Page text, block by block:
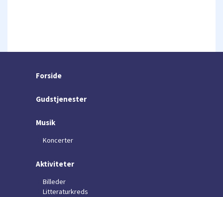
Forside
Gudstjenester
Musik
Koncerter
Aktiviteter
Billeder
Litteraturkreds